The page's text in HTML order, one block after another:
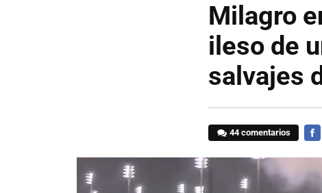
Milagro
ileso de
salvajes
44 comentarios